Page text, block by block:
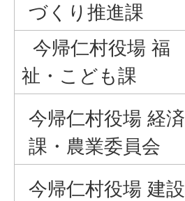
づくり推進課
今帰仁村役場 福
祉・こども課
今帰仁村役場 経済
課・農業委員会
今帰仁村役場 建設